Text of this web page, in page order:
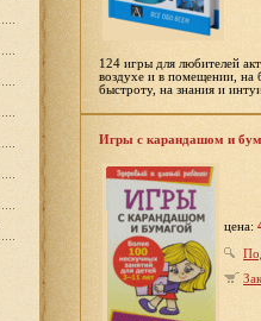
124 игры для любителей
воздухе и в помещении, на
быстроту, на знания и
Игры с карандашом и
цена: